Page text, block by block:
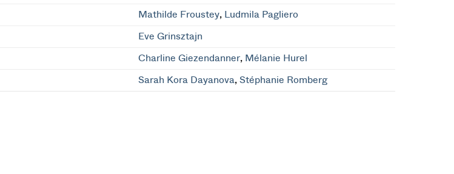
Mathilde Froustey, Ludmila Pagliero
Eve Grinsztajn
Charline Giezendanner, Mélanie Hurel
Sarah Kora Dayanova,Stéphanie Romberg